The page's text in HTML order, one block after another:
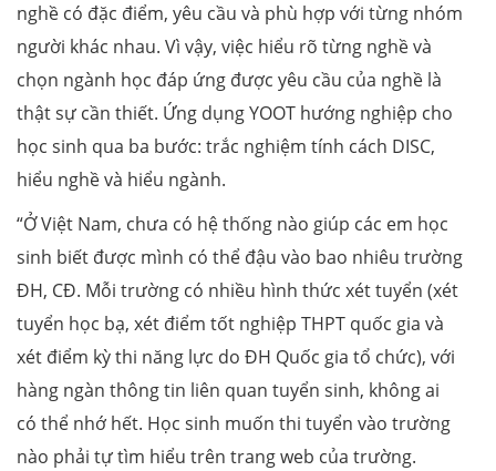
nghề có đặc điểm, yêu cầu và phù hợp với từng nhóm
người khác nhau. Vì vậy, việc hiểu rõ từng nghề và
chọn ngành học đáp ứng được yêu cầu của nghề là
thật sự cần thiết. Ứng dụng YOOT hướng nghiệp cho
học sinh qua ba bước: trắc nghiệm tính cách DISC,
hiểu nghề và hiểu ngành.
“Ở Việt Nam, chưa có hệ thống nào giúp các em học
sinh biết được mình có thể đậu vào bao nhiêu trường
ĐH, CĐ. Mỗi trường có nhiều hình thức xét tuyển (xét
tuyển học bạ, xét điểm tốt nghiệp THPT quốc gia và
xét điểm kỳ thi năng lực do ĐH Quốc gia tổ chức), với
hàng ngàn thông tin liên quan tuyển sinh, không ai
có thể nhớ hết. Học sinh muốn thi tuyển vào trường
nào phải tự tìm hiểu trên trang web của trường.